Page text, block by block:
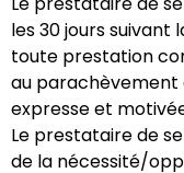
les 30 jours suivant
toute prestation
au parachèvement
expresse et
Le prestataire de
de la nécessité/